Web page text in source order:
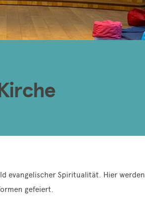
evangelischer Spiritualität. Hier werden
gefeiert.